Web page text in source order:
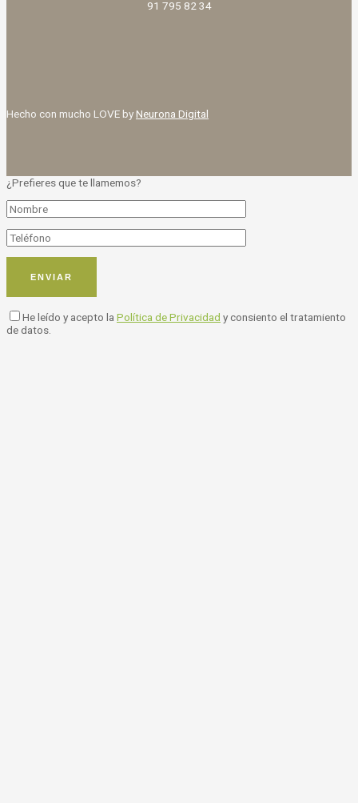
91 795 82 34
Hecho con mucho LOVE byNeurona Digital
¿Prefieres que te llamemos?
He leído y acepto la Política de Privacidad y consiento el tratamiento
de datos.